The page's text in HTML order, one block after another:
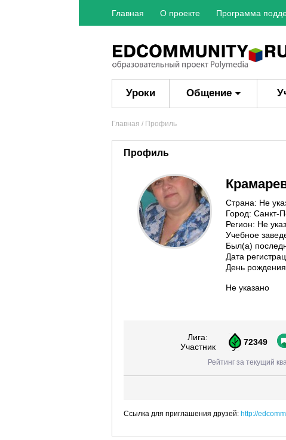
Главная О проекте Программа
Уроки Общение
Главная / Профиль
Профиль
Страна: Не
Город: Санкт-
Регион: Не
Учебное
Был(а)
Дата
День
Не указано
Лига:
Участник
72349
Рейтинг за текущий
Ссылка для приглашения друзей: http://